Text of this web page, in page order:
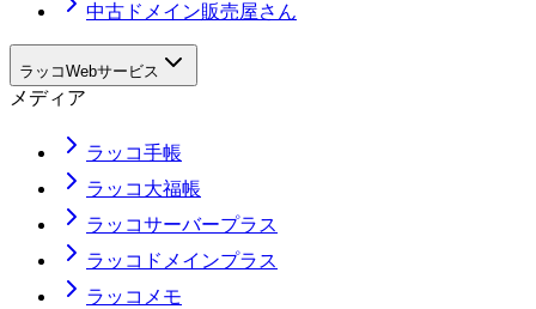
中古ドメイン販売屋さん
ラッコWebサービス
メディア
ラッコ手帳
ラッコ大福帳
ラッコサーバープラス
ラッコドメインプラス
ラッコメモ